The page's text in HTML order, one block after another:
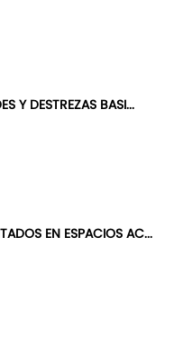
Y DESTREZAS BASI...
EN ESPACIOS AC...